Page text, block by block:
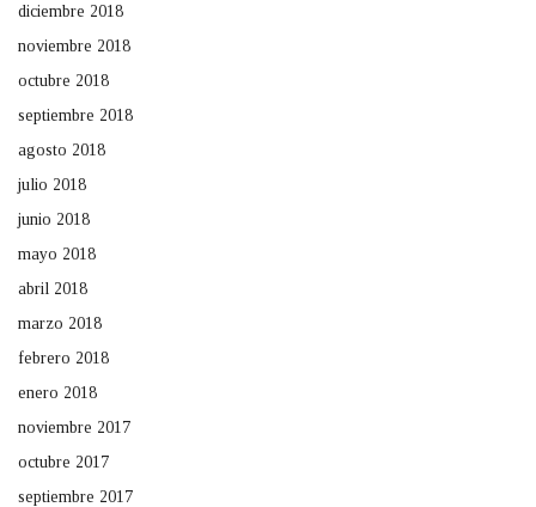
diciembre 2018
noviembre 2018
octubre 2018
septiembre 2018
agosto 2018
julio 2018
junio 2018
mayo 2018
abril 2018
marzo 2018
febrero 2018
enero 2018
noviembre 2017
octubre 2017
septiembre 2017